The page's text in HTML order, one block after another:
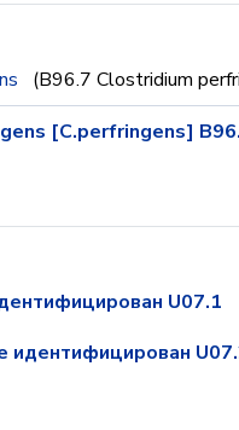
(B96.7 Clostridium
[C.perfringens]
U07.1
идентифицирован